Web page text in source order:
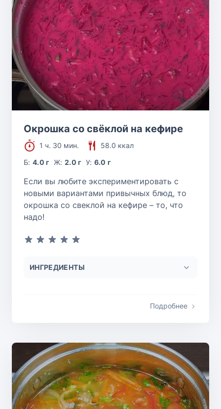
Окрошка со свёклой на кефире
1 ч. 30 мин.
58.0 ккал
Б:4.0 г Ж: 2.0 г У: 6.0 г
Если вы любите экспериментировать с
новыми вариантами привычных блюд, то
окрошка со свеклой на кефире – то, что
надо!
ИНГРЕДИЕНТЫ
Подробнее